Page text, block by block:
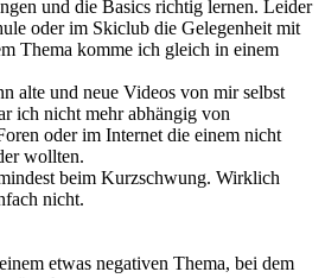
und die Basics richtig lernen. Leider
oder im Skiclub die Gelegenheit mit
Thema komme ich gleich in einem
alte und neue Videos von mir selbst
ich nicht mehr abhängig von
oder im Internet die einem nicht
wollten.
beim Kurzschwung. Wirklich
nicht.
etwas negativen Thema, bei dem